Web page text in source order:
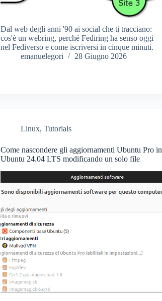
Dal web degli anni '90 ai social che ti tracciano:
cos'è un webring, perché Fediring ha senso oggi
nel Fediverso e come iscriversi in cinque minuti.
emanuelegori
28 Giugno 2026
Linux,Tutorials
Come nascondere gli aggiornamenti Ubuntu Pro in
Ubuntu 24.04 LTS modificando un solo file